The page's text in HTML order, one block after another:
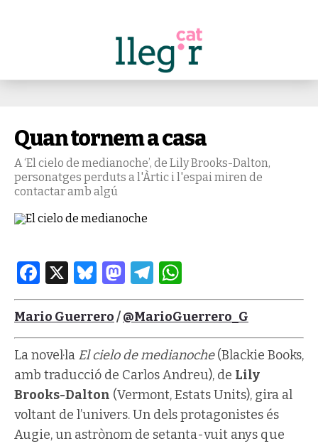
Quan tornem a casa
A ‘El cielo de medianoche’, de Lily Brooks-Dalton,
personatges perduts a l'Àrtic i l'espai miren de
contactar amb algú
Facebook
X Bluesky
Mastodon
Telegram
Mario Guerrero/@MarioGuerrero_G
La novel·la El cielo de medianoche(Blackie Books,
amb traducció de Carlos Andreu), de Lily
Brooks-Dalton (Vermont, Estats Units), gira al
voltant de l’univers. Un dels protagonistes és
Augie, un astrònom de setanta-vuit anys que